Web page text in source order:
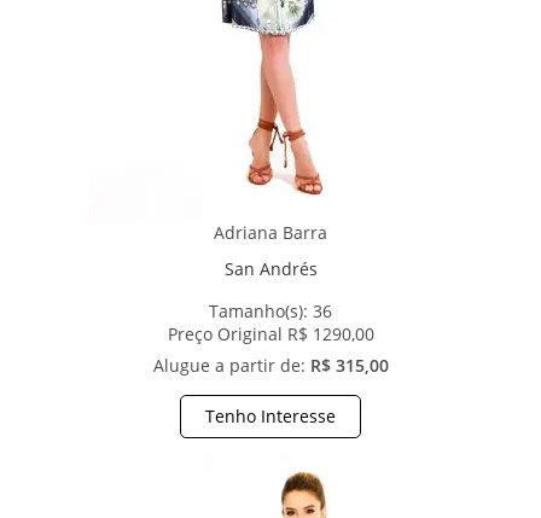
Adriana Barra
San Andrés
Tamanho(s): 36
Preço Original R$ 1290,00
Alugue a partir de: R$ 315,00
Tenho Interesse